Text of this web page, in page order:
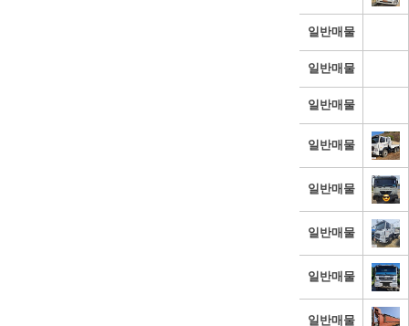
일반매물
일반매물
일반매물
일반매물
일반매물
일반매물
일반매물
일반매물